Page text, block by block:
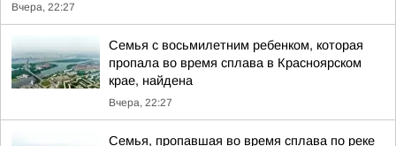
Вчера, 22:27
Семья с восьмилетним ребенком, которая
пропала во время сплава в Красноярском
крае, найдена
Вчера, 22:27
Семья, пропавшая во время сплава по реке